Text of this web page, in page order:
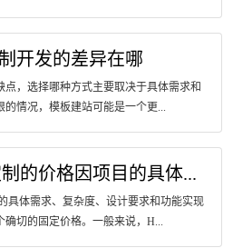
开发的差异在哪
，选择哪种方式主要取决于具体需求和
情况，模板建站可能是一个更...
的价格因项目的具体...
具体需求、复杂度、设计要求和功能实现
切的固定价格。一般来说，H...